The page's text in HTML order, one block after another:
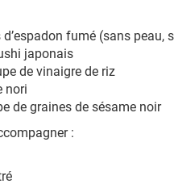
fumé (sans peau,
japonais
de vinaigre de riz
nori
de graines de sésame noir
: